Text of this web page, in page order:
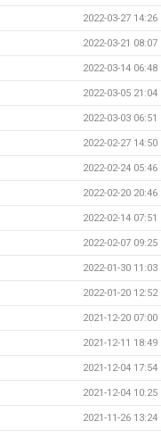
2022-03-27 14:26
2022-03-21 08:07
2022-03-14 06:48
2022-03-05 21:04
2022-03-03 06:51
2022-02-27 14:50
2022-02-24 05:46
2022-02-20 20:46
2022-02-14 07:51
2022-02-07 09:25
2022-01-30 11:03
2022-01-20 12:52
2021-12-20 07:00
2021-12-11 18:49
2021-12-04 17:54
2021-12-04 10:25
2021-11-26 13:24